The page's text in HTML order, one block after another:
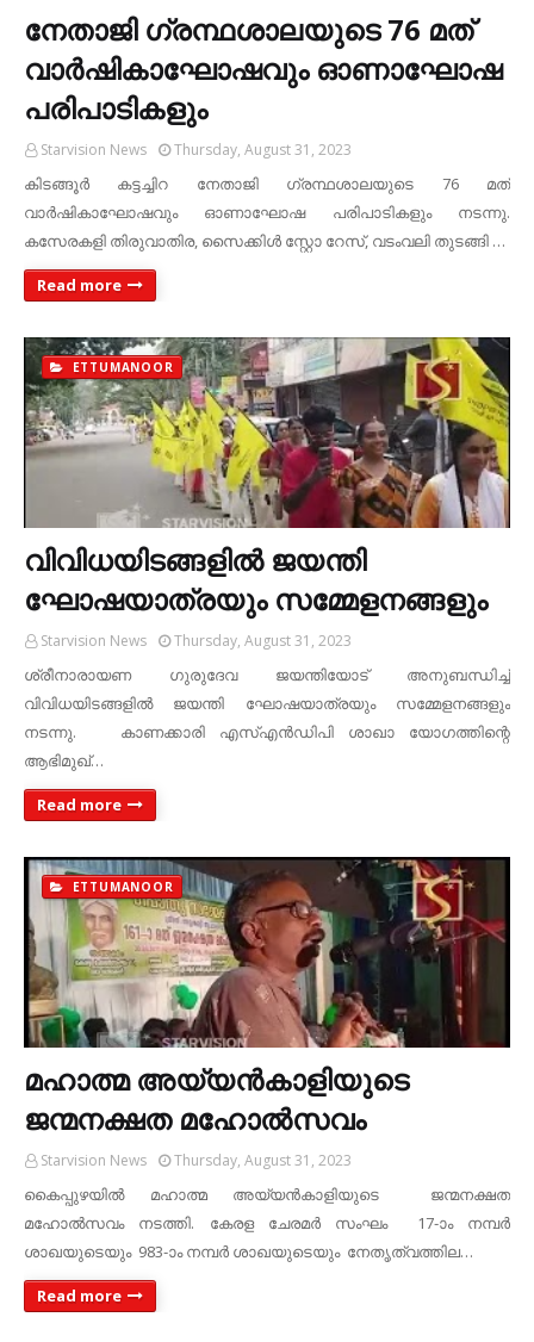
നേതാജി ഗ്രന്ഥശാലയുടെ 76 മത്
വാര്‍ഷികാഘോഷവും ഓണാഘോഷ
പരിപാടികളും
Starvision News Thursday, August 31, 2023
കിടങ്ങൂര്‍ കട്ടച്ചിറ നേതാജി ഗ്രന്ഥശാലയുടെ 76 മത്
വാര്‍ഷികാഘോഷവും ഓണാഘോഷ പരിപാടികളും നടന്നു.
കസേരകളി തിരുവാതിര, സൈക്കിള്‍ സ്റ്റോ റേസ്, വടംവലി തുടങ്ങി …
Read more
ETTUMANOOR
വിവിധയിടങ്ങളില്‍ ജയന്തി
ഘോഷയാത്രയും സമ്മേളനങ്ങളും
Starvision News Thursday, August 31, 2023
ശ്രീനാരായണ ഗുരുദേവ ജയന്തിയോട് അനുബന്ധിച്ച്
വിവിധയിടങ്ങളില്‍ ജയന്തി ഘോഷയാത്രയും സമ്മേളനങ്ങളും
നടന്നു. കാണക്കാരി എസ്എന്‍ഡിപി ശാഖാ യോഗത്തിന്റെ
ആഭിമുഖ്…
Read more
ETTUMANOOR
മഹാത്മ അയ്യന്‍കാളിയുടെ
ജന്മനക്ഷത മഹോല്‍സവം
Starvision News Thursday, August 31, 2023
കൈപ്പുഴയില്‍ മഹാത്മ അയ്യന്‍കാളിയുടെ ജന്മനക്ഷത
മഹോല്‍സവം നടത്തി. കേരള ചേരമര്‍ സംഘം 17-ാം നമ്പര്‍
ശാഖയുടെയും 983-ാം നമ്പര്‍ ശാഖയുടെയും നേതൃത്വത്തില…
Read more